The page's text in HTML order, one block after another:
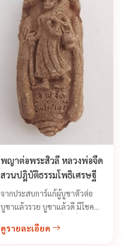
พญาต่อพระสิวลี หลวงพ่อจืด
สวนปฎิบัติธรรมโพธิเศรษฐี
จากประสบการ์แก้ผู้บูชาตัวต่อ
บูชาแล้วรวย บูชาแล้วดี มีโชค
ถึงคำร่ำลืออย่างหนาหูถึงเรื่อง
ดูรายละเอียด